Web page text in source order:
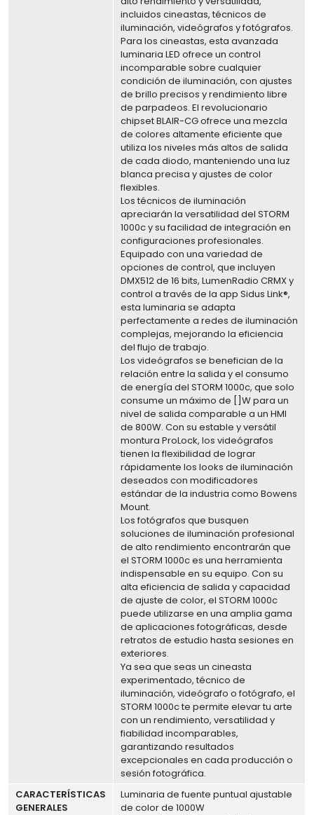
incluidos cineastas, técnicos de
iluminación, videógrafos y fotógrafos.
Para los cineastas, esta avanzada
luminaria LED ofrece un control
incomparable sobre cualquier
condición de iluminación, con ajustes
de brillo precisos y rendimiento libre
de parpadeos. El revolucionario
chipset BLAIR-CG ofrece una mezcla
de colores altamente eficiente que
utiliza los niveles más altos de salida
de cada diodo, manteniendo una luz
blanca precisa y ajustes de color
flexibles.
Los técnicos de iluminación
apreciarán la versatilidad del STORM
1000c y su facilidad de integración en
configuraciones profesionales.
Equipado con una variedad de
opciones de control, que incluyen
DMX512 de 16 bits, LumenRadio CRMX y
control a través de la app Sidus Link®,
esta luminaria se adapta
perfectamente a redes de iluminación
complejas, mejorando la eficiencia
del flujo de trabajo.
Los videógrafos se benefician de la
relación entre la salida y el consumo
de energía del STORM 1000c, que solo
consume un máximo de []W para un
nivel de salida comparable a un HMI
de 800W. Con su estable y versátil
montura ProLock, los videógrafos
tienen la flexibilidad de lograr
rápidamente los looks de iluminación
deseados con modificadores
estándar de la industria como Bowens
Mount.
Los fotógrafos que busquen
soluciones de iluminación profesional
de alto rendimiento encontrarán que
el STORM 1000c es una herramienta
indispensable en su equipo. Con su
alta eficiencia de salida y capacidad
de ajuste de color, el STORM 1000c
puede utilizarse en una amplia gama
de aplicaciones fotográficas, desde
retratos de estudio hasta sesiones en
exteriores.
Ya sea que seas un cineasta
experimentado, técnico de
iluminación, videógrafo o fotógrafo, el
STORM 1000c te permite elevar tu arte
con un rendimiento, versatilidad y
fiabilidad incomparables,
garantizando resultados
excepcionales en cada producción o
sesión fotográfica.
CARACTERÍSTICAS
GENERALES
Luminaria de fuente puntual ajustable
de color de 1000W